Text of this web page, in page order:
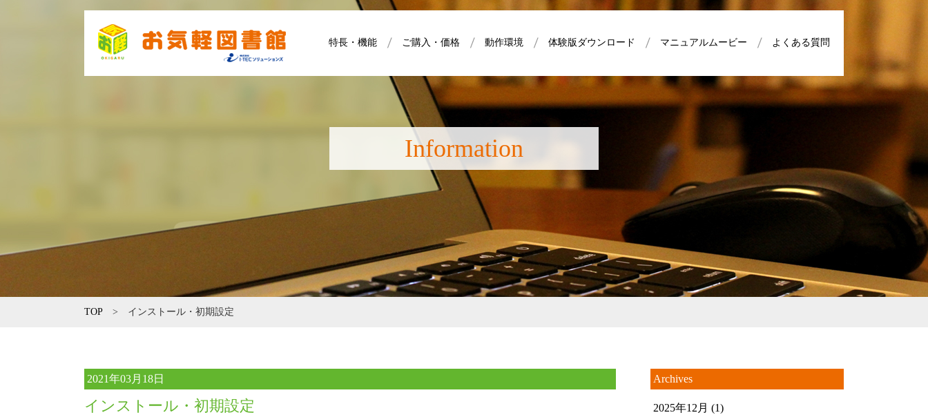
特長・機能 ご購入・価格 動作環境 体験版ダウンロード マニュアルムービー よくある質問
Information
TOP > インストール・初期設定
2021年03月18日
インストール・初期設定
Archives
2025年12月 (1)